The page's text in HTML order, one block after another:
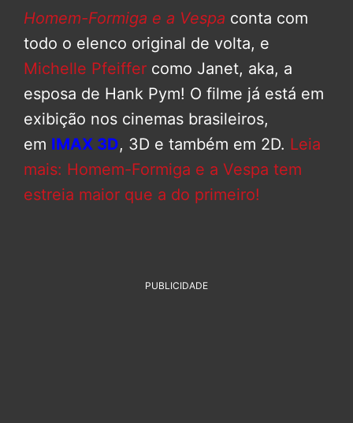
Homem-Formiga e a Vespa conta com
todo o elenco original de volta, e
Michelle Pfeiffer como Janet, aka, a
esposa de Hank Pym! O filme já está em
exibição nos cinemas brasileiros,
em IMAX 3D, 3D e também em 2D. Leia
mais: Homem-Formiga e a Vespa tem
estreia maior que a do primeiro!
PUBLICIDADE